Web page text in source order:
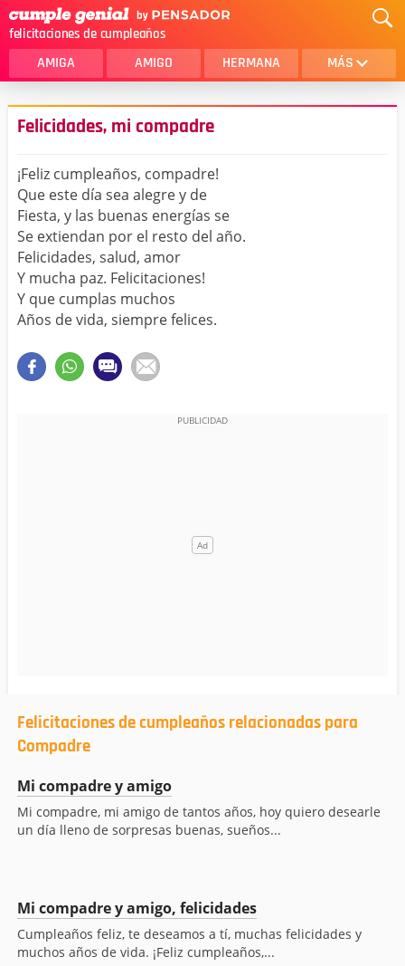
felicitaciones de cumpleaños
AMIGA AMIGO HERMANA MÁS
MAMA
AMOR
SOBRINA
HERMANO
NOVIA
PAPA
TIA
ALGUIEN ESPECIAL
Felicidades, mi compadre
¡Feliz cumpleaños, compadre!
Que este día sea alegre y de
Fiesta, y las buenas energías se
Se extiendan por el resto del año.
Felicidades, salud, amor
Y mucha paz. Felicitaciones!
Y que cumplas muchos
Años de vida, siempre felices.
Felicitaciones de cumpleaños relacionadas para
Compadre
Mi compadre y amigo
Mi compadre, mi amigo de tantos años, hoy quiero desearle
un día lleno de sorpresas buenas, sueños...
Mi compadre y amigo, felicidades
Cumpleaños feliz, te deseamos a tí, muchas felicidades y
muchos años de vida. ¡Feliz cumpleaños,...